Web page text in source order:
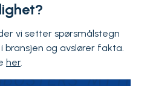
vi setter spørsmålstegn
bransjen og avslører fakta.
her.